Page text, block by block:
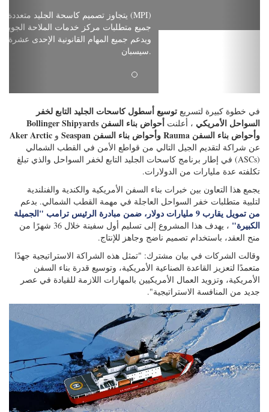
توسيع أسطول كاسحات الجليد التابع لخفر
(ASCs) في إطار برنامج كاسحات الجليد التابع لخفر السواحل والذي تبلغ
تكلفته عدة مليارات من الدولارات.
يجمع هذا التعاون بين خبرات بناء السفن الأمريكية والكندية والفنلندية
لتلبية متطلبات خفر السواحل العاجلة في مهمة القطب الشمالي. بدعم
من تمويل يقارب 9 مليارات دولار، ضمن مبادرة الرئيس ترامب "الجميلة
الكبيرة"
، يهدف هذا المشروع إلى تسليم أول سفينة خلال 36 شهرًا من
منح العقد، باستخدام تصميم ناضج وجاهز للإنتاج.
وقالت الشركات في بيان مشترك: "تمثل هذه الشراكة الاستراتيجية جهدًا
متعمدًا لتعزيز القاعدة الصناعية الأمريكية، وتوسيع قدرة بناء السفن
الأمريكية، وتزويد العمال الأمريكيين بالمهارات اللازمة للقيادة في عصر
جديد من المنافسة الاستراتيجية".